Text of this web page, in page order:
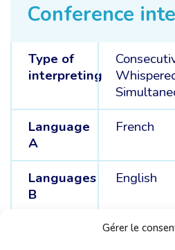
Gérer le
Conference
Type of
interpreting
Language
A
French
Languages
B
English
Russian